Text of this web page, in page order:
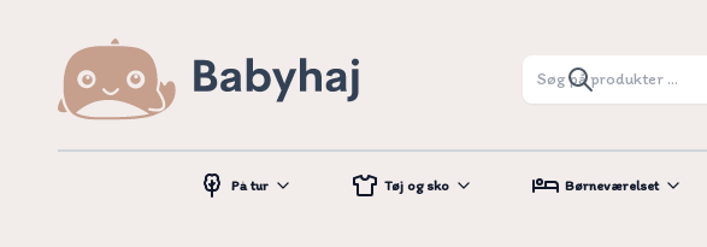
På tur Tøj og sko Børneværelset